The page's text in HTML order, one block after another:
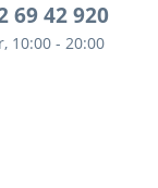
69 42 920
10:00 - 20:00